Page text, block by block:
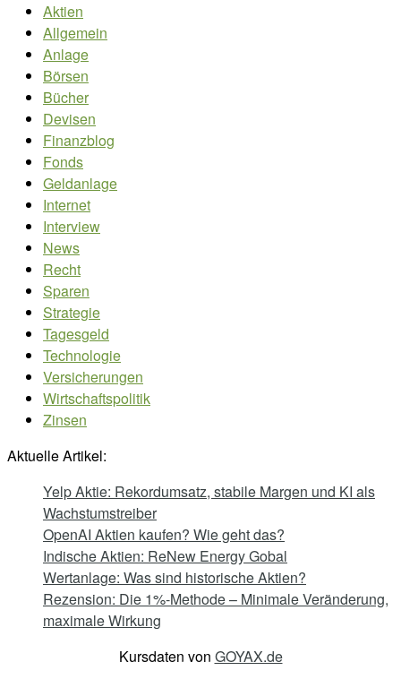
Aktien
Allgemein
Anlage
Börsen
Bücher
Devisen
Finanzblog
Fonds
Geldanlage
Internet
Interview
News
Recht
Sparen
Strategie
Tagesgeld
Technologie
Versicherungen
Wirtschaftspolitik
Zinsen
Aktuelle Artikel:
Yelp Aktie: Rekordumsatz, stabile Margen und KI als
Wachstumstreiber
OpenAI Aktien kaufen? Wie geht das?
Indische Aktien: ReNew Energy Gobal
Wertanlage: Was sind historische Aktien?
Rezension: Die 1%-Methode – Minimale Veränderung,
maximale Wirkung
Kursdaten von GOYAX.de